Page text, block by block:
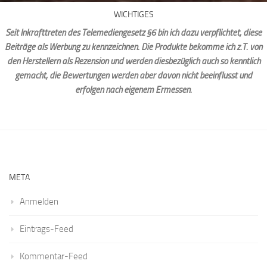
WICHTIGES
Seit Inkrafttreten des Telemediengesetz §6 bin ich dazu verpflichtet, diese
Beiträge als Werbung zu kennzeichnen. Die Produkte bekomme ich z.T. von
den Herstellern als Rezension und werden diesbezüglich auch so kenntlich
gemacht, die Bewertungen werden aber davon nicht beeinflusst und
erfolgen nach eigenem Ermessen.
META
Anmelden
Eintrags-Feed
Kommentar-Feed